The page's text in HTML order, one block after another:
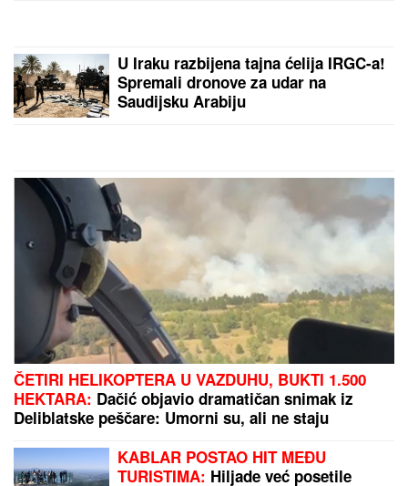
"MNOGO SAM TUŽAN, POČIVAJ U
MIRU"Pevačica umrla nakon borbe
sa leukemijom, imala transplantaciju
(VIDEO) ĐINA DŽINOVIĆ PALA NA KOLENA ISPRED
DRUGARICEĆerka Harisa Džinovića u transu na
Cecinom koncertu, haljina sa prorezima pokazala
previše